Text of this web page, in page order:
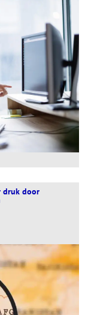
druk door